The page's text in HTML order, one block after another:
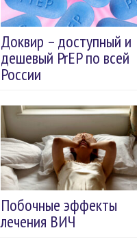
Доквир – доступный и
дешевый PrEP по всей
России
Побочные эффекты
лечения ВИЧ